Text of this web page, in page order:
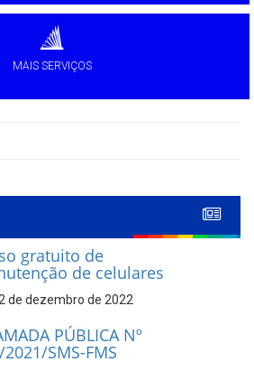
MAIS SERVIÇOS
gratuito de
de celulares
de dezembro de 2022
PÚBLICA Nº
SMS-FMS